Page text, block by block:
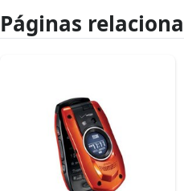
Páginas